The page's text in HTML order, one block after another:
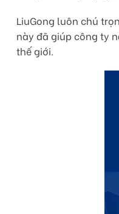
LiuGong luôn chú
này đã giúp công ty
thế giới.